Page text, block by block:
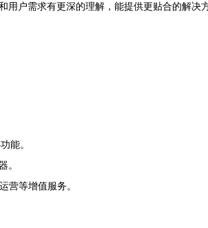
户需求有更深的理解，能提供更贴合的解决方
能。
。
营等增值服务。